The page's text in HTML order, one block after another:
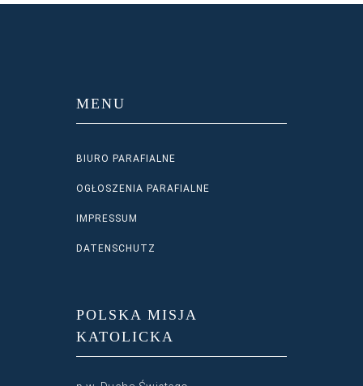
MENU
BIURO PARAFIALNE
OGŁOSZENIA PARAFIALNE
IMPRESSUM
DATENSCHUTZ
POLSKA MISJA
KATOLICKA